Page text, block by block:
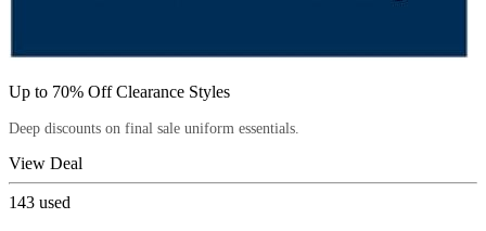
Up to 70% Off Clearance Styles
Deep discounts on final sale uniform essentials.
View Deal
143 used